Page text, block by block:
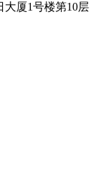
大厦1号楼第10层